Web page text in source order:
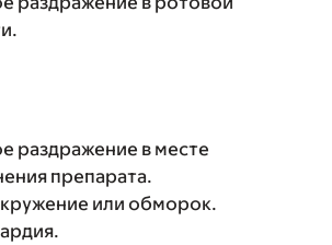
раздражение в месте
препарата.
или обморок.